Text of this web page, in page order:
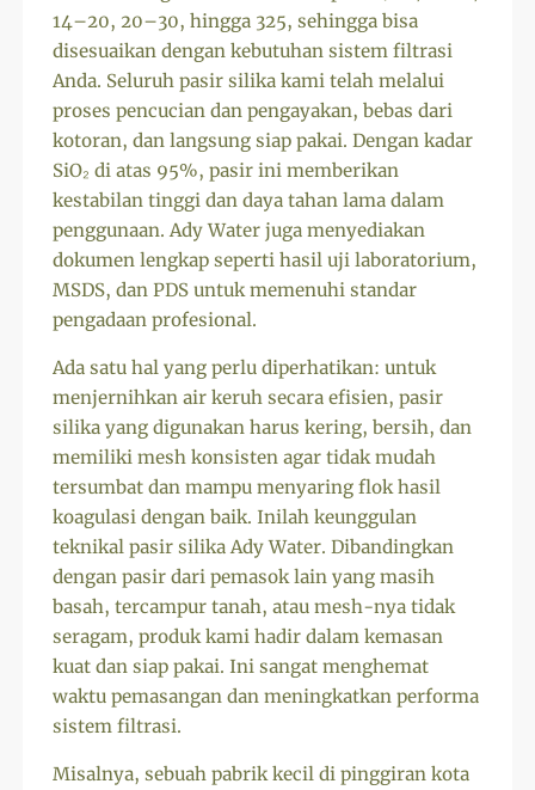
14–20, 20–30, hingga 325, sehingga bisa
disesuaikan dengan kebutuhan sistem filtrasi
Anda. Seluruh pasir silika kami telah melalui
proses pencucian dan pengayakan, bebas dari
kotoran, dan langsung siap pakai. Dengan kadar
SiO₂ di atas 95%, pasir ini memberikan
kestabilan tinggi dan daya tahan lama dalam
penggunaan. Ady Water juga menyediakan
dokumen lengkap seperti hasil uji laboratorium,
MSDS, dan PDS untuk memenuhi standar
pengadaan profesional.
Ada satu hal yang perlu diperhatikan: untuk
menjernihkan air keruh secara efisien, pasir
silika yang digunakan harus kering, bersih, dan
memiliki mesh konsisten agar tidak mudah
tersumbat dan mampu menyaring flok hasil
koagulasi dengan baik. Inilah keunggulan
teknikal pasir silika Ady Water. Dibandingkan
dengan pasir dari pemasok lain yang masih
basah, tercampur tanah, atau mesh-nya tidak
seragam, produk kami hadir dalam kemasan
kuat dan siap pakai. Ini sangat menghemat
waktu pemasangan dan meningkatkan performa
sistem filtrasi.
Misalnya, sebuah pabrik kecil di pinggiran kota